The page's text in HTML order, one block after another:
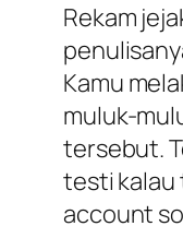
Rekam
Kamu
muluk-
tersebut.
testi kalau
account